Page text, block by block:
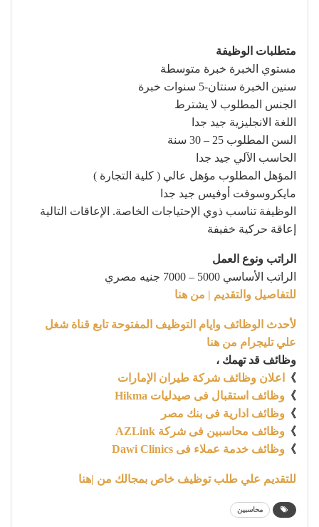
متطلبات الوظيفة
مستوي الخبرة خبرة متوسطة
سنين الخبرة سنتان-‎5 سنوات خبرة
الجنس المطلوب لا يشترط
اللغة الانجليزية جيد جدا
السن المطلوب 25 – 30 سنة
الحاسب الآلي جيد جدا
المؤهل المطلوب مؤهل عالي ( كلية التجارة )
مايكروسوفت أوفيس جيد جدا
الوظيفة تناسب ذوي الإحتياجات الخاصة. الإعاقات التالية
إعاقة حركية خفيفة
الراتب ونوع العمل
الراتب الأساسي 5000 – 7000 جنيه مصري
للتفاصيل والتقديم | من هنا
لأحدث الوظائف وايام التوظيف المفتوحة تابع قناة شغل
علي تليجرام من هنا
وظائف قد تهمك ،
》
اعلان وظائف شركة طيران الإمارات
》 وظائف استقبال فى صيدليات Hikma
》 وظائف ادارية فى بنك مصر
》 وظائف محاسبين فى شركة AZLink
》 وظائف خدمة عملاء فى Dawi Clinics
للتقديم علي طلب توظيف خاص بمجالك من |هنا
محاسبين